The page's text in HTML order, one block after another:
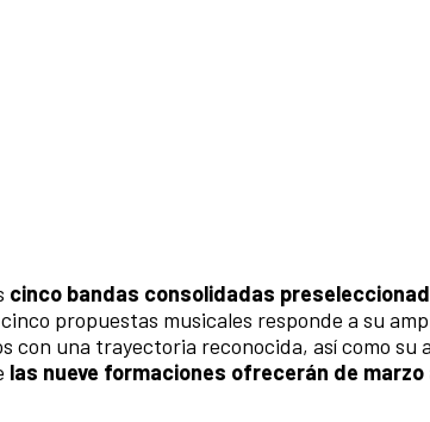
cinco bandas consolidadas
propuestas musicales responde a su
con una trayectoria reconocida, así como su
las nueve formaciones ofrecerán de marzo